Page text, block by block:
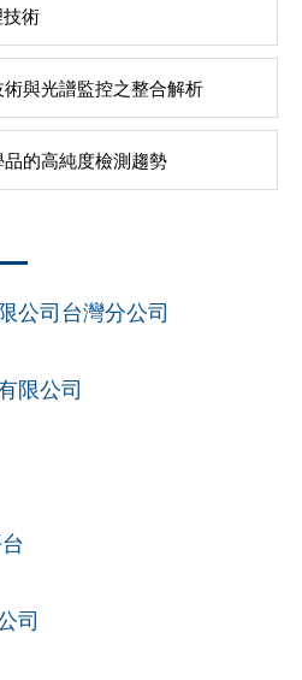
術
與光譜監控之整合解析
的高純度檢測趨勢
公司台灣分公司
限公司
司